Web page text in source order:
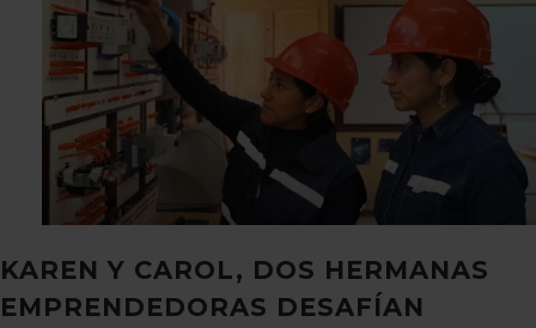
KAREN Y CAROL, DOS HERMANAS
EMPRENDEDORAS DESAFÍAN